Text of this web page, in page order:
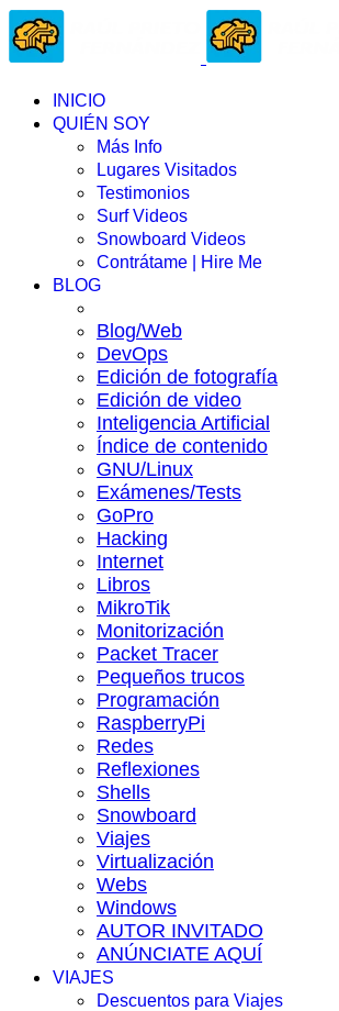
INICIO
QUIÉN SOY
Más Info
Lugares Visitados
Testimonios
Surf Videos
Snowboard Videos
Contrátame | Hire Me
BLOG
Blog/Web
DevOps
Edición de fotografía
Edición de video
Inteligencia Artificial
Índice de contenido
GNU/Linux
Exámenes/Tests
GoPro
Hacking
Internet
Libros
MikroTik
Monitorización
Packet Tracer
Pequeños trucos
Programación
RaspberryPi
Redes
Reflexiones
Shells
Snowboard
Viajes
Virtualización
Webs
Windows
AUTOR INVITADO
ANÚNCIATE AQUÍ
VIAJES
Descuentos para Viajes